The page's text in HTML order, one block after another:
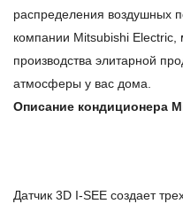
распределения воздушных
компании Mitsubishi Electric,
производства элитарной
атмосферы у вас дома.
Описание кондиционера
Датчик 3D I-SEE создает